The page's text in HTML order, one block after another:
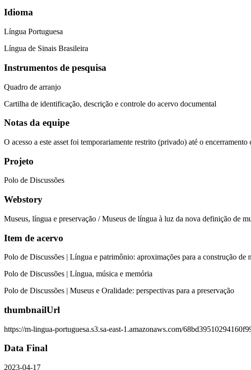
Idioma
Língua Portuguesa
Língua de Sinais Brasileira
Instrumentos de pesquisa
Quadro de arranjo
Cartilha de identificação, descrição e controle do acervo documental
Notas da equipe
O acesso a este asset foi temporariamente restrito (privado) até o
Projeto
Polo de Discussões
Webstory
Museus, língua e preservação / Museus de língua à luz da nova definição de
Item de acervo
Polo de Discussões | Língua e patrimônio: aproximações para a construção de
Polo de Discussões | Língua, música e memória
Polo de Discussões | Museus e Oralidade: perspectivas para a preservação
thumbnailUrl
https://m-lingua-portuguesa.s3.sa-east-1.amazonaws.com/
Data Final
2023-04-17